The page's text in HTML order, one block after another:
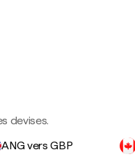
devises.
ANG vers GBP